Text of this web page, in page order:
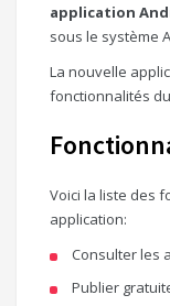
application
sous le système
La nouvelle
fonctionnalités du
Voici la liste des
application:
Consulter les
Publier